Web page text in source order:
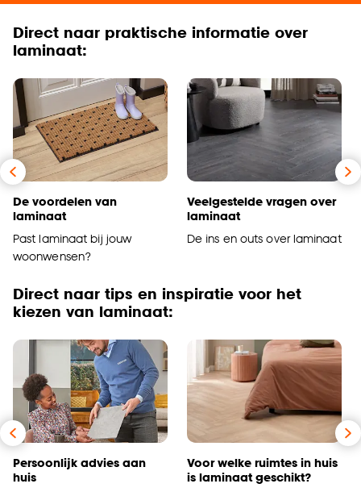
Direct naar praktische informatie over
laminaat:
De voordelen van
laminaat
Past laminaat bij jouw
woonwensen?
Veelgestelde vragen over
laminaat
De ins en outs over laminaat
Direct naar tips en inspiratie voor het
kiezen van laminaat:
Persoonlijk advies aan
huis
Voor welke ruimtes in huis
is laminaat geschikt?